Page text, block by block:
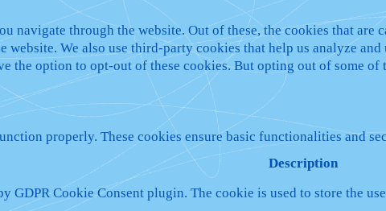
navigate through the website. Out of these, the cookies that are
We also use third-party cookies that help us analyze
the option to opt-out of these cookies. But opting out of some
properly. These cookies ensure basic functionalities and
Description
GDPR Cookie Consent plugin. The cookie is used to store the